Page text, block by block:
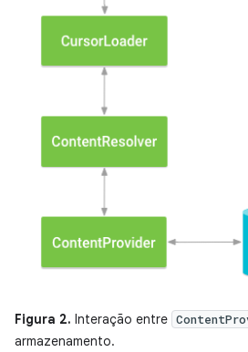
Figura 2. Interação entre
armazenamento.